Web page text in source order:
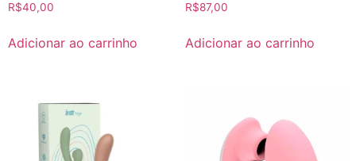
R$40,00
Adicionar ao carrinho
R$87,00
Adicionar ao carrinho